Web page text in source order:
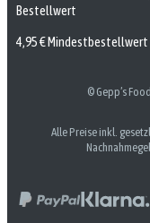
Bestellwert
4,95 € Mindestbestellwert
© Gepp’s
Alle Preise inkl.